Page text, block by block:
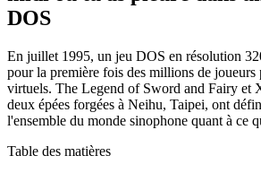
DOS
En juillet 1995, un jeu DOS en résolution
pour la première fois des millions de joueurs
virtuels. The Legend of Sword and Fairy et
deux épées forgées à Neihu, Taipei, ont
l'ensemble du monde sinophone quant à ce
Table des matières